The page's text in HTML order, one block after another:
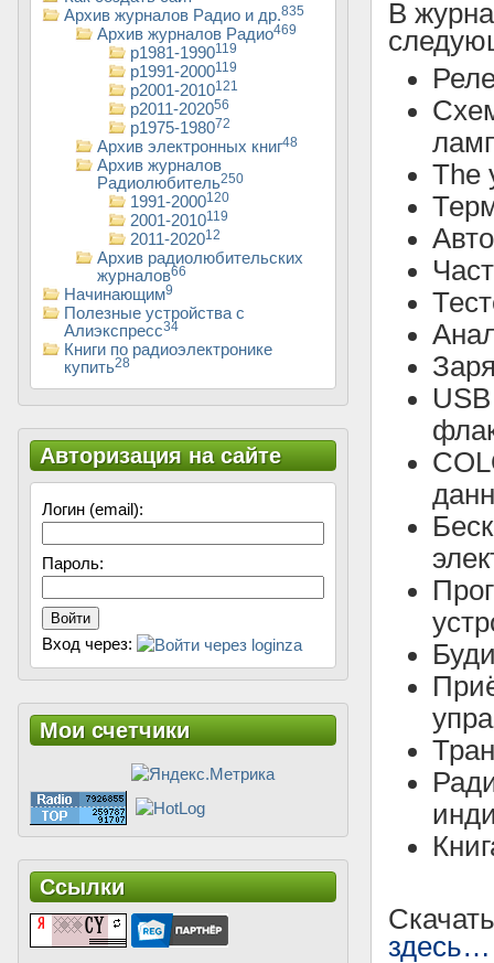
В
The
здесь…
Архив журналов Радио и др.835
Архив журналов Радио469
р1981-1990119
р1991-2000119
р2001-2010121
р2011-202056
р1975-198072
Архив электронных книг48
Архив журналов
Радиолюбитель250
1991-2000120
2001-2010119
2011-202012
Архив радиолюбительских
журналов66
Начинающим9
Полезные устройства с
Алиэкспресс34
Книги по радиоэлектронике
купить28
Авторизация на сайте
Логин (email):
Пароль:
Войти
Вход через:
Мои счетчики
Ссылки